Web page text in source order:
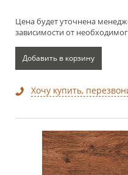
Цена будет уточнена
зависимости от
Добавить в корзину
Хочу купить,